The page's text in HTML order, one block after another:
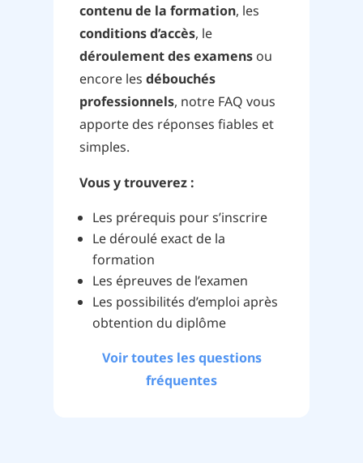
contenu de la formation, les
conditions d’accès, le
déroulement des examens ou
encore les débouchés
professionnels, notre FAQ vous
apporte des réponses fiables et
simples.
Vous y trouverez :
Les prérequis pour s’inscrire
Le déroulé exact de la
formation
Les épreuves de l’examen
Les possibilités d’emploi après
obtention du diplôme
Voir toutes les questions
fréquentes